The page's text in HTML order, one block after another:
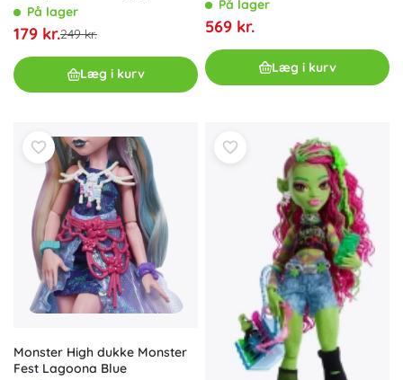
På lager
179 kr.249 kr.
Læg i kurv
På lager
569 kr.
Læg i kurv
Monster High dukke Monster
Fest Lagoona Blue